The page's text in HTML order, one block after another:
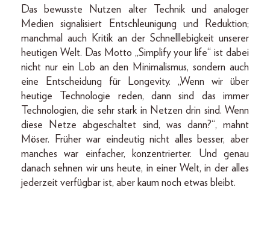
Das bewusste Nutzen alter Technik und analoger
Medien signalisiert Entschleunigung und Reduktion;
manchmal auch Kritik an der Schnelllebigkeit unserer
heutigen Welt. Das Motto „Simplify your life“ ist dabei
nicht nur ein Lob an den Minimalismus, sondern auch
eine Entscheidung für Longevity. „Wenn wir über
heutige Technologie reden, dann sind das immer
Technologien, die sehr stark in Netzen drin sind. Wenn
diese Netze abgeschaltet sind, was dann?“, mahnt
Möser. Früher war eindeutig nicht alles besser, aber
manches war einfacher, konzentrierter. Und genau
danach sehnen wir uns heute, in einer Welt, in der alles
jederzeit verfügbar ist, aber kaum noch etwas bleibt.